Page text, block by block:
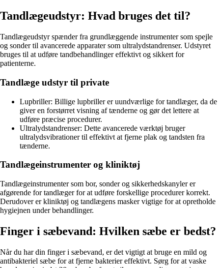
Tandlægeudstyr: Hvad bruges det til?
Tandlægeudstyr spænder fra grundlæggende instrumenter som spejle
og sonder til avancerede apparater som ultralydstandrenser. Udstyret
bruges til at udføre tandbehandlinger effektivt og sikkert for
patienterne.
Tandlæge udstyr til private
Lupbriller: Billige lupbriller er uundværlige for tandlæger, da de
giver en forstørret visning af tænderne og gør det lettere at
udføre præcise procedurer.
Ultralydstandrenser: Dette avancerede værktøj bruger
ultralydsvibrationer til effektivt at fjerne plak og tandsten fra
tænderne.
Tandlægeinstrumenter og kliniktøj
Tandlægeinstrumenter som bor, sonder og sikkerhedskanyler er
afgørende for tandlæger for at udføre forskellige procedurer korrekt.
Derudover er kliniktøj og tandlægens masker vigtige for at opretholde
hygiejnen under behandlinger.
Finger i sæbevand: Hvilken sæbe er bedst?
Når du har din finger i sæbevand, er det vigtigt at bruge en mild og
antibakteriel sæbe for at fjerne bakterier effektivt. Sørg for at vaske